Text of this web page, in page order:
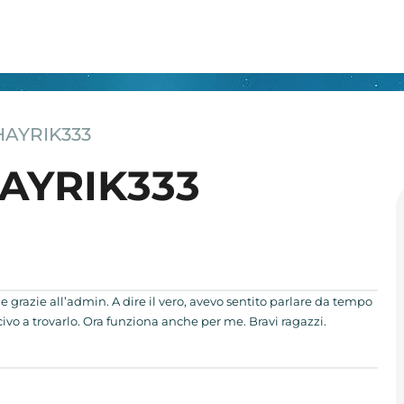
all’admin. A dire il vero, avevo sentito parlare da tempo
a trovarlo. Ora funziona anche per me. Bravi ragazzi.